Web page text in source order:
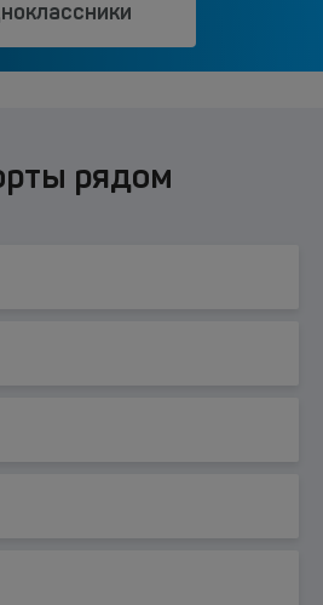
рядом